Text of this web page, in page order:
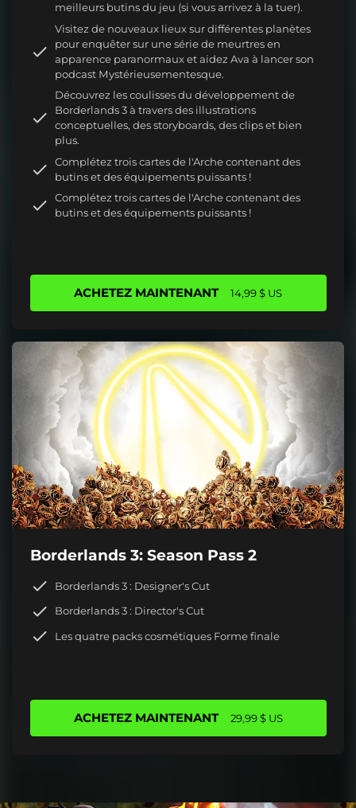
meilleurs butins du jeu (si vous arrivez à la tuer).
Visitez de nouveaux lieux sur différentes planètes
pour enquêter sur une série de meurtres en
apparence paranormaux et aidez Ava à lancer son
podcast Mystérieusementesque.
Découvrez les coulisses du développement de
Borderlands 3 à travers des illustrations
conceptuelles, des storyboards, des clips et bien
plus.
Complétez trois cartes de l'Arche contenant des
butins et des équipements puissants !
Complétez trois cartes de l'Arche contenant des
butins et des équipements puissants !
ACHETEZ MAINTENANT 14,99 $ US
Borderlands 3: Season Pass 2
Borderlands 3 : Designer's Cut
Borderlands 3 : Director's Cut
Les quatre packs cosmétiques Forme finale
ACHETEZ MAINTENANT 29,99 $ US